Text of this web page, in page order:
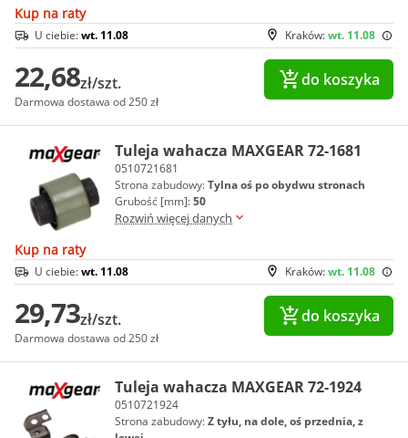
Kup na raty
Kraków:wt. 11.08
U ciebie:wt. 11.08
22,68zł/szt.
Darmowa dostawa od 250 zł
do koszyka
Tuleja wahacza MAXGEAR 72-1681
0510721681
Strona zabudowy:Tylna oś po obydwu stronach
Grubość [mm]:50
Rozwiń więcej danych
Kup na raty
Kraków:wt. 11.08
U ciebie:wt. 11.08
29,73zł/szt.
Darmowa dostawa od 250 zł
do koszyka
Tuleja wahacza MAXGEAR 72-1924
0510721924
Strona zabudowy:Z tyłu, na dole, oś przednia, z